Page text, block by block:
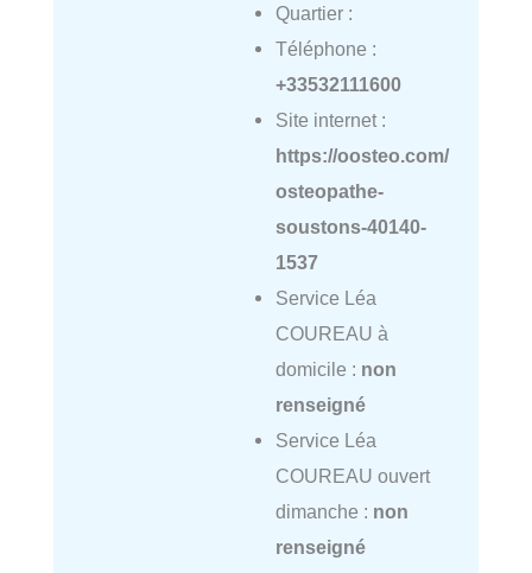
Quartier :
Téléphone :
+33532111600
Site internet :
https://oosteo.com/
osteopathe-
soustons-40140-
1537
Service Léa
COUREAU à
domicile : non
renseigné
Service Léa
COUREAU ouvert
dimanche : non
renseigné